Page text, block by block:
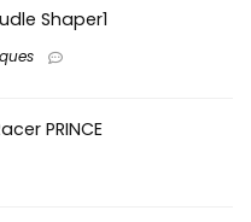
Shaper1
PRINCE